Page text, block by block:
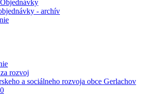
- archív
rozvoj
a sociálneho rozvoja obce Gerlachov